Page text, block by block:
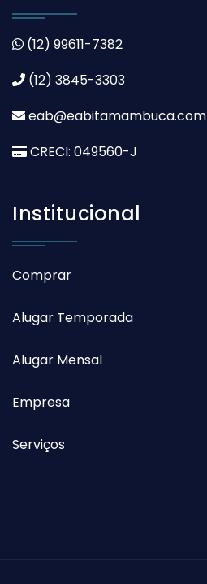
(12) 99611-7382
(12) 3845-3303
eab@eabitamambuca.com
CRECI: 049560-J
Institucional
Comprar
Alugar Temporada
Alugar Mensal
Empresa
Serviços